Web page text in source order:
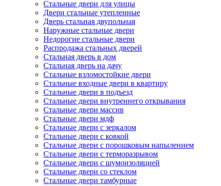
Стальные двери для улицы
Двери стальные утепленные
Дверь стальная двупольная
Наружные стальные двери
Недорогие стальные двери
Распродажа стальных дверей
Стальная дверь в дом
Стальная дверь на дачу
Стальные взломостойкие двери
Стальные входные двери в квартиру
Стальные двери в подъезд
Стальные двери внутреннего открывания
Стальные двери массив
Стальные двери мдф
Стальные двери с зеркалом
Стальные двери с ковкой
Стальные двери с порошковым напылением
Стальные двери с терморазрывом
Стальные двери с шумоизоляцией
Стальные двери со стеклом
Стальные двери тамбурные